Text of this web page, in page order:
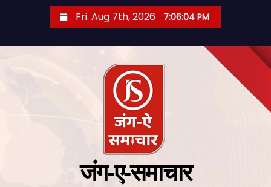
Fri. Aug 7th, 2026 7:06:04 PM
जंग-ए-समाचार